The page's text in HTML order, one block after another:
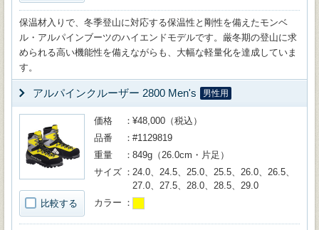
保温材入りで、冬季登山に対応する保温性と剛性を備えたモンベ
ル・アルパインブーツのハイエンドモデルです。厳冬期の登山に求
められる高い機能性を備えながらも、大幅な軽量化を達成していま
す。
アルパインクルーザー 2800 Men's 男性用
比較する
価格
¥48,000（税込）
品番
#1129819
重量
849g（26.0cm・片足）
サイズ
24.0、24.5、25.0、25.5、26.0、26.5、
27.0、27.5、28.0、28.5、29.0
カラー